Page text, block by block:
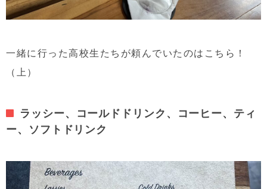
一緒に行った高校生たちが頼んでいたのはこちら！
（上）
ラッシー、コールドドリンク、コーヒー、ティ
ー、ソフトドリンク